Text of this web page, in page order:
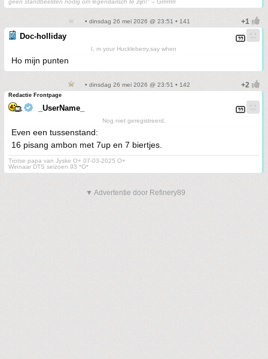
geen standbeelden nodig om legendarisch te zijn!" – Grrrrrrrr
• dinsdag 26 mei 2026 @ 23:51 • 141
Doc-holliday
I, m your Huckleberry,say when
Ho mijn punten
• dinsdag 26 mei 2026 @ 23:51 • 142
Redactie Frontpage
_UserName_
Nog niet geregistreerd.
Even een tussenstand:
16 pisang ambon met 7up en 7 biertjes.
Trotse papa van Jyske O+ 07-03-2025 O+
Winnaar DTS seizoen 93 *O*
▼ Advertentie door Refinery89